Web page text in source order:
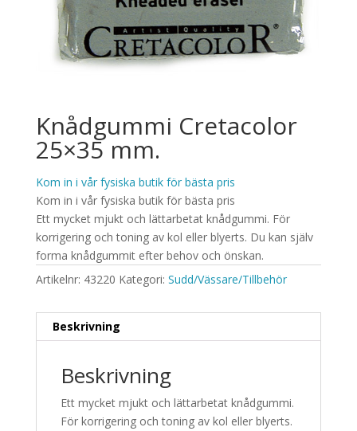
Knådgummi Cretacolor
25×35 mm.
Kom in i vår fysiska butik för bästa pris
Kom in i vår fysiska butik för bästa pris
Ett mycket mjukt och lättarbetat knådgummi. För
korrigering och toning av kol eller blyerts. Du kan själv
forma knådgummit efter behov och önskan.
Artikelnr: 43220 Kategori: Sudd/Vässare/Tillbehör
Beskrivning
Beskrivning
Ett mycket mjukt och lättarbetat knådgummi.
För korrigering och toning av kol eller blyerts.